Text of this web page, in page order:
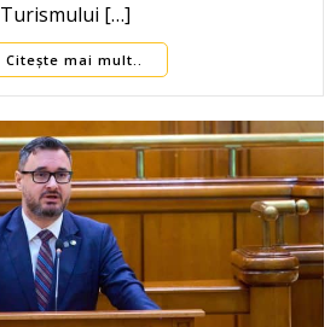
Turismului […]
Citește mai mult..